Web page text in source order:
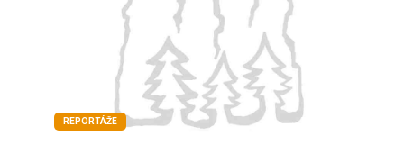
REPORTÁŽE